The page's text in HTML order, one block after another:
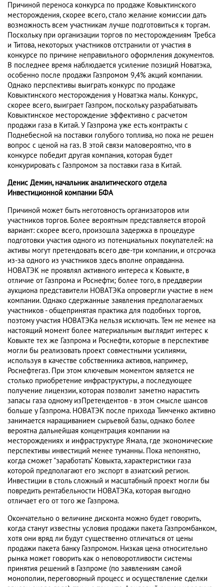
Причиной переноса конкурса по продаже Ковыктинского
месторождения, скорее всего, стало желание комиссии дать
возможность всем участникам лучше подготовиться к торгам.
Поскольку при организации торгов по месторождениям Требса
и Титова, некоторых участников отстранили от участия в
конкурсе по причине неправильного оформления документов.
В последнее время наблюдается усиление позиций Новатэка,
особенно после продажи Газпромом 9,4% акций компании.
Однако перспективы выиграть конкурс по продаже
Ковыктинского месторождения у Новатэка малы. Конкурс,
скорее всего, выиграет Газпром, поскольку разрабатывать
Ковыктинское месторождение эффективно с расчетом
продажи газа в Китай. У Газпрома уже есть контракты с
Поднебесной на поставки голубого топлива, но пока не решен
вопрос с ценой на газ. В этой связи маловероятно, что в
конкурсе победит другая компания, которая будет
конкурировать с Газпромом за поставки газа в Китай.
Денис Демин, начальник аналитического отдела
Инвестиционной компании БФА
Причиной может быть неготовность организаторов или
участников торгов. Более вероятным представляется второй
вариант: скорее всего, произошла задержка в процедуре
подготовки участия одного из потенциальных покупателей: на
активы могут претендовать всего две-три компании, и отсрочка
из-за одного из участников здесь вполне оправданна.
НОВАТЭК не проявлял активного интереса к Ковыкте, в
отличие от Газпрома и Роснефти; более того, в преддверии
аукциона представители НОВАТЭКа опровергли участие в нем
компании. Однако сдержанные заявления предполагаемых
участников - общепринятая практика для подобных торгов,
поэтому участия НОВАТЭКа нельзя исключать. Тем не менее на
настоящий момент более материальным выглядит интерес к
Ковыкте тех же Газпрома и Роснефти, которые в перспективе
могли бы реализовать проект совместными усилиями,
используя в качестве собственника активов, например,
Роснефтегаз. При этом ключевым моментом является не
столько приобретение инфраструктуры, а последующее
получение лицензии, которая позволит заметно нарастить
запасы газа одному изПретендентов - в этом смысле шансов
больше у Газпрома. НОВАТЭК после прихода Тимченко активно
занимается наращиванием сырьевой базы, однако более
вероятна дальнейшая концентрация компании на
месторождениях и инфраструктуре Ямала, где экономические
перспективы инвестиций менее туманны. Пока непонятно,
когда сможет "заработать" Ковыкта, характеристики газа
которой предполагают его экспорт в азиатский регион.
Инвестиции в столь сложный и масштабный проект могли бы
повредить рентабельности НОВАТЭКа, которая выгодно
отличает его от того же Газпрома.
Окончательно о величине дисконта можно будет говорить,
когда станут известны условия продажи пакета Газпромбанком,
хотя они вряд ли будут существенно отличаться от цены
продажи пакета банку Газпромом. Низкая цена относительно
рынка может говорить как о неповоротливости системы
принятия решений в Газпроме (по заявлениям самой
монополии, переговорный процесс и осуществление сделки